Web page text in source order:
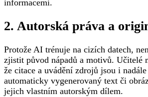
informacemi.
2. Autorská práva a
Protože AI trénuje na cizích datech,
zjistit původ nápadů a motivů. Učitelé
že citace a uvádění zdrojů jsou i
automaticky vygenerovaný text či
jejich vlastním autorským dílem.